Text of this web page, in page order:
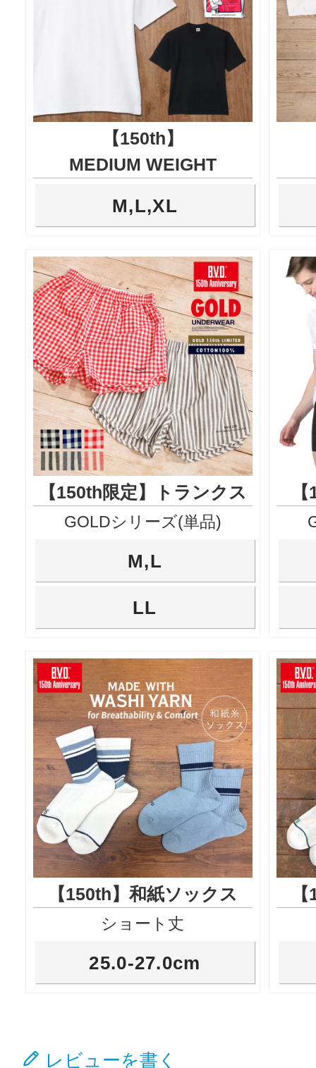
【150th】
MEDIUM WEIGHT
M,L,XL
【150th限定】トランクス
GOLDシリーズ(単品)
M,L
LL
【150th】和紙ソックス
ショート丈
25.0-27.0cm
レビューを書く